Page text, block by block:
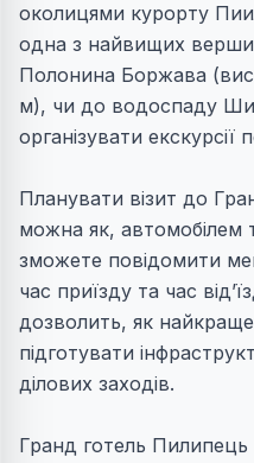
околицями курорту
одна з найвищих
Полонина Боржава
м), чи до водоспаду
організувати екскурсії
Планувати візит до
можна як, автомобілем
зможете повідомити
час приїзду та час
дозволить, як найкраще
підготувати
ділових заходів.
Гранд готель Пилипець